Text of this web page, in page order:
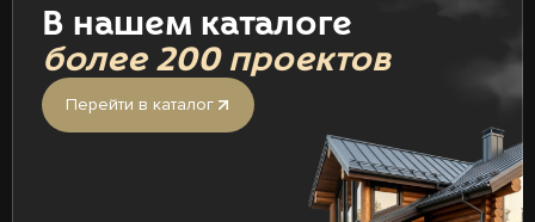
В нашем каталоге
более 200 проектов
Перейти в каталог